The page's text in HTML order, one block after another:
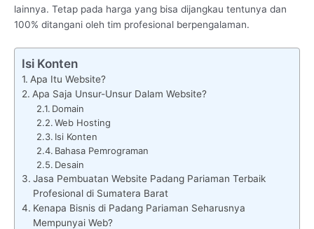
lainnya. Tetap pada harga yang bisa dijangkau tentunya dan
100% ditangani oleh tim profesional berpengalaman.
Isi Konten
Apa Itu Website?
Apa Saja Unsur-Unsur Dalam Website?
Domain
Web Hosting
Isi Konten
Bahasa Pemrograman
Desain
Jasa Pembuatan Website Padang Pariaman Terbaik
Profesional di Sumatera Barat
Kenapa Bisnis di Padang Pariaman Seharusnya
Mempunyai Web?